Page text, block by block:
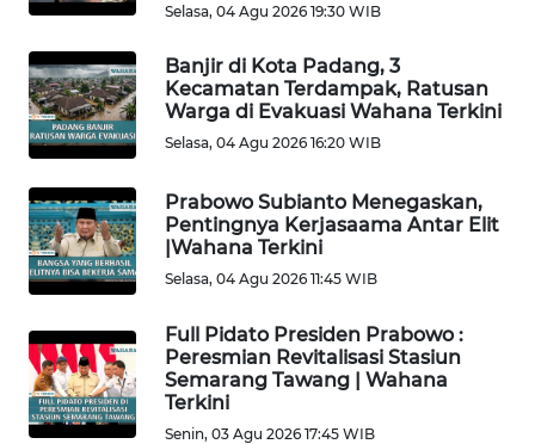
Selasa, 04 Agu 2026 19:30 WIB
Banjir di Kota Padang, 3
Kecamatan Terdampak, Ratusan
Warga di Evakuasi Wahana Terkini
Selasa, 04 Agu 2026 16:20 WIB
Prabowo Subianto Menegaskan,
Pentingnya Kerjasaama Antar Elit
|Wahana Terkini
Selasa, 04 Agu 2026 11:45 WIB
Full Pidato Presiden Prabowo :
Peresmian Revitalisasi Stasiun
Semarang Tawang | Wahana
Terkini
Senin, 03 Agu 2026 17:45 WIB
RIAU
WN
SERAMBI
WN
JAMBI
WN
SULTRA
WN
NTB